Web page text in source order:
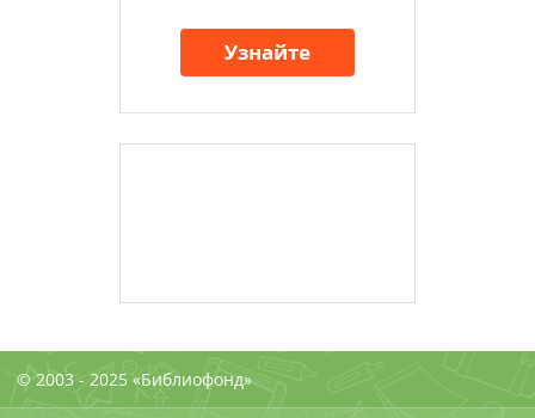
Узнайте
© 2003 - 2025 «Библиофонд»